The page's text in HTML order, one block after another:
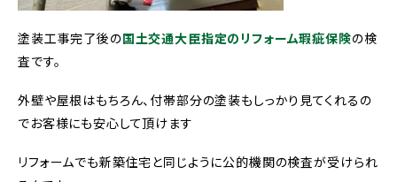
塗装工事完了後の国土交通大臣指定のリフォーム瑕疵保険の検
査です。
外壁や屋根はもちろん、付帯部分の塗装もしっかり見てくれるの
でお客様にも安心して頂けます
リフォームでも新築住宅と同じように公的機関の検査が受けられ